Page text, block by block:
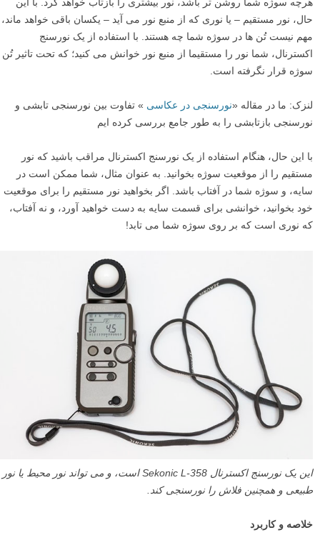
حال، نور مستقیم – یا نوری که از منبع نور می آید – یکسان باقی خواهد ماند،
مهم نیست تُن ها در سوژه شما چه هستند. با استفاده از یک نورسنج
اکسترنال، شما نور را مستقیما از منبع نور خوانش می کنید؛ که تحت تاثیر تُن
سوژه قرار نگرفته است.
لنزک: ما در مقاله «نورسنجی در عکاسی » تفاوت بین نورسنجی تابشی و
نورسنجی بازتابشی را به طور جامع بررسی کرده ایم
با این حال، هنگام استفاده از یک نورسنج اکسترنال مراقب باشید که نور
مستقیم را از موقعیت سوژه بخوانید. به عنوان مثال، شما ممکن است در
سایه، و سوژه شما در آفتاب باشد. اگر بخواهید نور مستقیم را برای موقعیت
خود بخوانید، خوانشی برای قسمت سایه به دست خواهید آورد، و نه آفتاب،
که نوری است که بر روی سوژه شما می تابد!
این یک نورسنج اکسترنال Sekonic L-358است، و می تواند نور محیط یا نور
طبیعی و همچنین فلاش را نورسنجی کند.
خلاصه و کاربرد